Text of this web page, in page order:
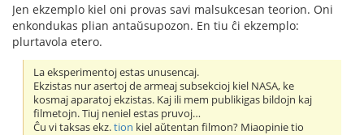
Jen ekzemplo kiel oni provas savi malsukcesan teorion. Oni
enkondukas plian antaŭsupozon. En tiu ĉi ekzemplo:
plurtavola etero.
La eksperimentoj estas unusencaj.
Ekzistas nur asertoj de armeaj subsekcioj kiel NASA, ke
kosmaj aparatoj ekzistas. Kaj ili mem publikigas bildojn kaj
filmetojn. Tiuj neniel estas pruvoj…
Ĉu vi taksas ekz.tion kiel aŭtentan filmon? Miaopinie tio